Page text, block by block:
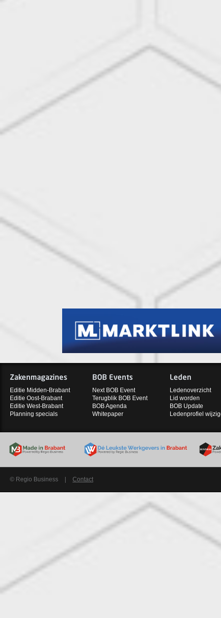
Zakenmagazines
Editie Midden-Brabant
Editie Oost-Brabant
Editie West-Brabant
Planning specials
BOB Events
Next BOB Event
Terugblik BOB Event
BOB Agenda
Whitepaper
Leden
Ledenoverzicht
Lid worden
BOB Update
Ledenprofiel
© Regio Business | Contact